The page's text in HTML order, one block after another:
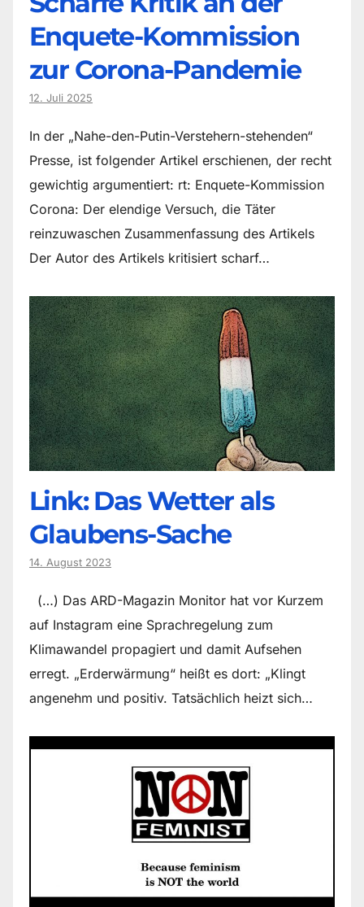
Enquete-Kommission
zur Corona-Pandemie
12. Juli 2025
In der „Nahe-den-Putin-Verstehern-stehenden“
Presse, ist folgender Artikel erschienen, der recht
gewichtig argumentiert: rt: Enquete-Kommission
Corona: Der elendige Versuch, die Täter
reinzuwaschen Zusammenfassung des Artikels
Der Autor des Artikels kritisiert scharf…
Link: Das Wetter als
Glaubens-Sache
14. August 2023
(…) Das ARD-Magazin Monitor hat vor Kurzem
auf Instagram eine Sprachregelung zum
Klimawandel propagiert und damit Aufsehen
erregt. „Erderwärmung“ heißt es dort: „Klingt
angenehm und positiv. Tatsächlich heizt sich…